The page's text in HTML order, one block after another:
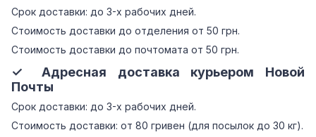
Срок доставки: до 3-х рабочих дней.
Стоимость доставки до отделения от 50 грн.
Стоимость доставки до почтомата от 50 грн.
✓ Адресная доставка курьером Новой
Почты
Срок доставки: до 3-х рабочих дней.
Стоимость доставки: от 80 гривен (для посылок до 30 кг).